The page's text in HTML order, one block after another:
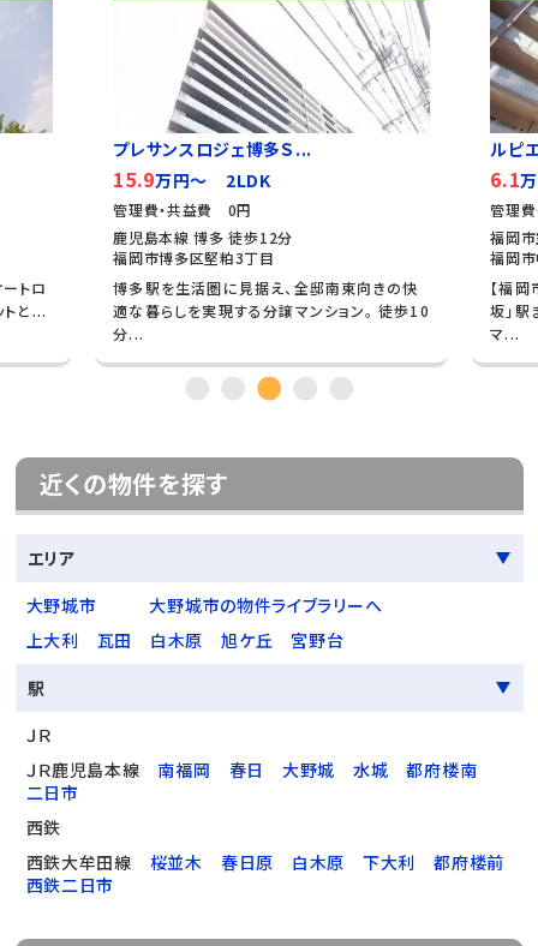
トロ
トと...
プレサンスロジェ博多Ｓ...
15.9万円～ 2LDK
管理費・共益費 0円
鹿児島本線 博多 徒歩12分
福岡市博多区堅粕3丁目
博多駅を生活圏に見据え、全邸南東向きの快
適な暮らしを実現する分譲マンション。 徒歩10
分...
ルピ
6.1
管理
福岡
福岡
【福
坂」
マ...
近くの物件を探す
エリア
大野城市
大野城市の物件ライブラリーへ
上大利
瓦田 白木原 旭ケ丘
宮野台
駅
ＪＲ
ＪＲ鹿児島本線
南福岡 春日 大野城 水城
都府楼南
二日市
西鉄
西鉄大牟田線
桜並木 春日原 白木原 下大利
都府楼前
西鉄二日市